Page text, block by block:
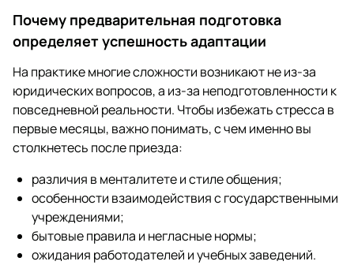
Почему предварительная подготовка
определяет успешность адаптации
На практике многие сложности возникают не из-за
юридических вопросов, а из-за неподготовленности к
повседневной реальности. Чтобы избежать стресса в
первые месяцы, важно понимать, с чем именно вы
столкнетесь после приезда:
различия в менталитете и стиле общения;
особенности взаимодействия с государственными
учреждениями;
бытовые правила и негласные нормы;
ожидания работодателей и учебных заведений.